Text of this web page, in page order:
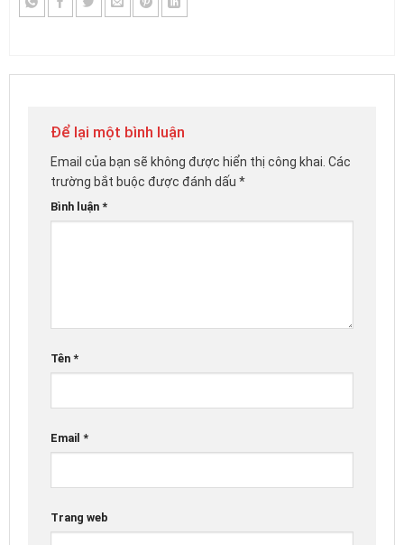
Để lại một bình luận
Email của bạn sẽ không được hiển thị công khai. Các
trường bắt buộc được đánh dấu *
Bình luận *
Tên *
Email *
Trang web